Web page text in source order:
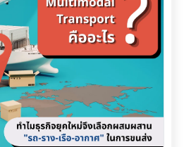
ก่อนตัดสินใจจ้างรถขนส่งเหมาคัน
มาตร (คิว) เท่าไหร่? (เพื่อเลือกรถที่
ที่ว่างให้เสียเงินฟรี) จุดขึ้น-ลง
ซอยแคบ รถ 6 ล้อเข้าไม่ได้ หรือมี
ของหรือไม่) ต้องการบริการเสริม
นักงานยกของด้วย หรือต้องการ
พิ่มเติม) สรุป การเลือก
าน ไม่เพียงแต่ช่วยปกป้องสินค้าให้ถึง
ต่ยังเป็นกลยุทธ์สำคัญที่ช่วยให้ฝ่ายจัด
วไป (FMCG) 2. รูปแบบตัว I
รูปแบบนี้คือการเดินทางเป็น
วอาคาร และจุดจ่ายสินค้าจะอยู่ท้าย
ะไหลไปในทิศทางเดียวแบบไม่มีการ
นและการวิ่งสวนทางกันได้อย่าง
ไหลลื่นมาก (Straight-line flow) ลด
วรระวัง: ต้องใช้อาคารที่มีความยาว
อก (ลานจอดรถ) ทั้ง 2 ฝั่งของอาคาร
รับตัวสำคัญ ที่เจ้าของธุรกิจ
างภูมิคุ้มกันให้บริษัทปลอดภัยจาก
บังคับใช้ "บัญชีเล่มเดียว" (Single
มดยุคของการทำ "บัญชีเล่มหนึ่งยื่น
ไว้ดูเอง" แล้ว เพราะข้อมูลเงินสดที่
ำค่าไฟ หรือข้อมูลการนำเข้าสินค้า
จงใจทำรายได้ให้ต่ำกว่าความเป็นจริง
นขัดแย้งกันเองจนกลายเป็นเป้าหมาย